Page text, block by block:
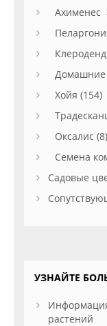
Ахименес
Домашние
Хойя (154)
Оксалис (8)
Семена
Садовые
УЗНАЙТЕ
растений